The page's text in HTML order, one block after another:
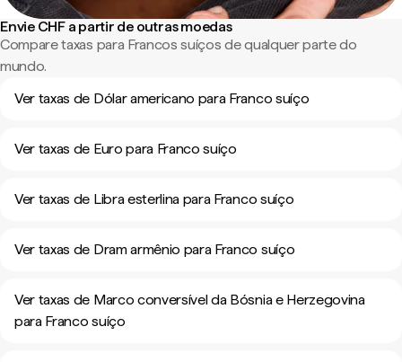
Envie CHF a partir de outras moedas
Compare taxas para Francos suíços de qualquer parte do
mundo.
Ver taxas de Dólar americano para Franco suíço
Ver taxas de Euro para Franco suíço
Ver taxas de Libra esterlina para Franco suíço
Ver taxas de Dram armênio para Franco suíço
Ver taxas de Marco conversível da Bósnia e Herzegovina
para Franco suíço